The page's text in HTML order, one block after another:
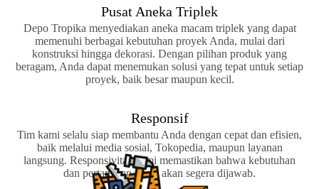
Pusat Aneka Triplek
Depo Tropika menyediakan aneka macam triplek yang dapat
memenuhi berbagai kebutuhan proyek Anda, mulai dari
konstruksi hingga dekorasi. Dengan pilihan produk yang
beragam, Anda dapat menemukan solusi yang tepat untuk setiap
proyek, baik besar maupun kecil.
Responsif
Tim kami selalu siap membantu Anda dengan cepat dan efisien,
baik melalui media sosial, Tokopedia, maupun layanan
langsung. Responsivitas kami memastikan bahwa kebutuhan
dan pertanyaan Anda akan segera dijawab.